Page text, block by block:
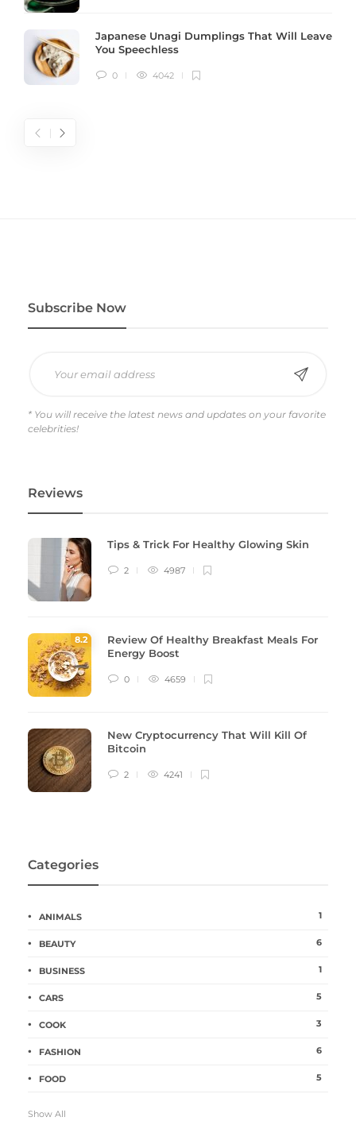
Japanese Unagi Dumplings That Will Leave
You Speechless
0 4042
Subscribe Now
* You will receive the latest news and updates on your favorite
celebrities!
Reviews
Tips & Trick For Healthy Glowing Skin
2 4987
8.2
Review Of Healthy Breakfast Meals For
Energy Boost
0 4659
New Cryptocurrency That Will Kill Of
Bitcoin
2 4241
Categories
ANIMALS 1
BEAUTY 6
BUSINESS 1
CARS 5
COOK 3
FASHION 6
FOOD 5
Show All